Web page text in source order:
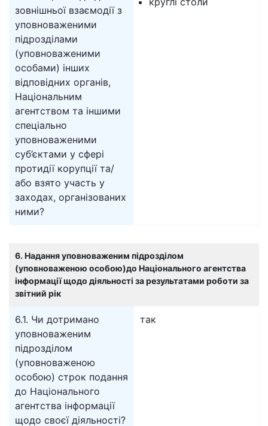
зовнішньої взаємодії з
уповноваженими
підрозділами
(уповноваженими
особами) інших
відповідних органів,
Національним
агентством та іншими
спеціально
уповноваженими
суб’єктами у сфері
протидії корупції та/
або взято участь у
заходах, організованих
ними?
6. Надання уповноваженим підрозділом
(уповноваженою особою)до Національного агентства
інформації щодо діяльності за результатами роботи за
звітний рік
6.1. Чи дотримано
уповноваженим
підрозділом
(уповноваженою
особою) строк подання
до Національного
агентства інформації
щодо своєї діяльності?
так